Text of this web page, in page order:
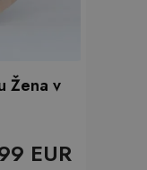
Žena v
EUR